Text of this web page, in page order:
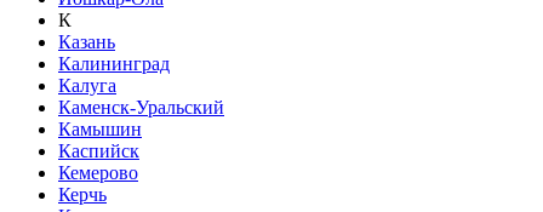
К
Казань
Калининград
Калуга
Каменск-Уральский
Камышин
Каспийск
Кемерово
Керчь